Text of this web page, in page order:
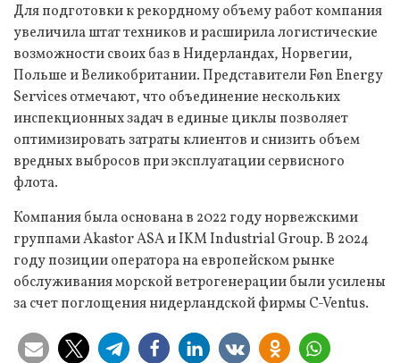
Для подготовки к рекордному объему работ компания
увеличила штат техников и расширила логистические
возможности своих баз в Нидерландах, Норвегии,
Польше и Великобритании. Представители Føn Energy
Services отмечают, что объединение нескольких
инспекционных задач в единые циклы позволяет
оптимизировать затраты клиентов и снизить объем
вредных выбросов при эксплуатации сервисного
флота.
Компания была основана в 2022 году норвежскими
группами Akastor ASA и IKM Industrial Group. В 2024
году позиции оператора на европейском рынке
обслуживания морской ветрогенерации были усилены
за счет поглощения нидерландской фирмы C-Ventus.